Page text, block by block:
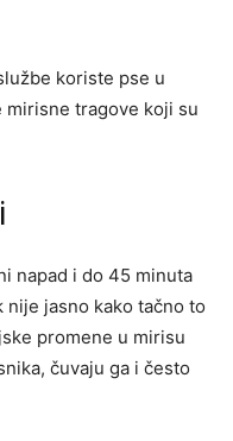
koriste pse u
mirisne tragove koji su
napad i do 45 minuta
jasno kako tačno to
promene u mirisu
čuvaju ga i često